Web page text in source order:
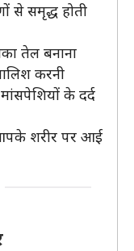
से समृद्ध होती
तेल बनाना
करनी
के दर्द
शरीर पर आई